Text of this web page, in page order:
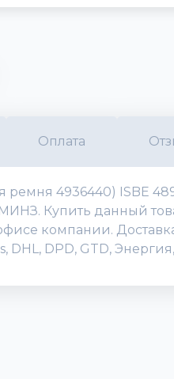
Оплата
ремня 4936440)
Купить данный
компании.
DPD, GTD,